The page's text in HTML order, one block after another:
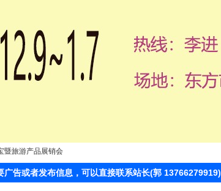
暨旅游产品展销会
广告或者发布信息，可以直接联系站长(郭 13766279919)